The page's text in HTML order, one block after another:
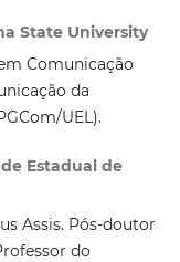
State University
Comunicação
da
UEL).
Estadual de
Assis. Pós-doutor
do